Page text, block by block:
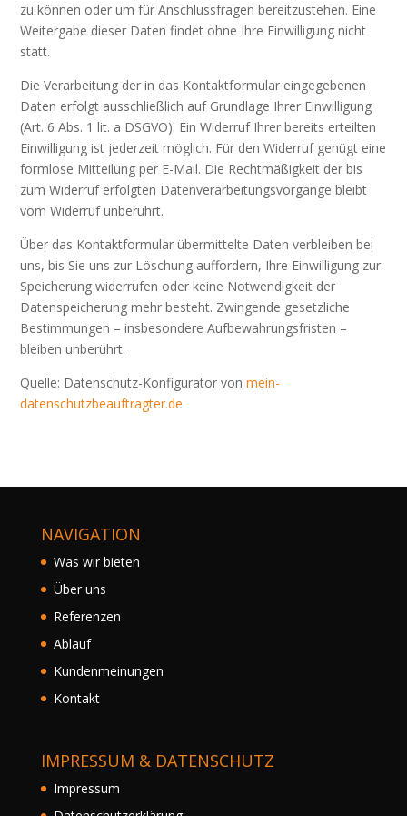
zu können oder um für Anschlussfragen bereitzustehen. Eine
Weitergabe dieser Daten findet ohne Ihre Einwilligung nicht
statt.
Die Verarbeitung der in das Kontaktformular eingegebenen
Daten erfolgt ausschließlich auf Grundlage Ihrer Einwilligung
(Art. 6 Abs. 1 lit. a DSGVO). Ein Widerruf Ihrer bereits erteilten
Einwilligung ist jederzeit möglich. Für den Widerruf genügt eine
formlose Mitteilung per E-Mail. Die Rechtmäßigkeit der bis
zum Widerruf erfolgten Datenverarbeitungsvorgänge bleibt
vom Widerruf unberührt.
Über das Kontaktformular übermittelte Daten verbleiben bei
uns, bis Sie uns zur Löschung auffordern, Ihre Einwilligung zur
Speicherung widerrufen oder keine Notwendigkeit der
Datenspeicherung mehr besteht. Zwingende gesetzliche
Bestimmungen – insbesondere Aufbewahrungsfristen –
bleiben unberührt.
Quelle: Datenschutz-Konfigurator vonmein-
datenschutzbeauftragter.de
NAVIGATION
Was wir bieten
Über uns
Referenzen
Ablauf
Kundenmeinungen
Kontakt
IMPRESSUM & DATENSCHUTZ
Impressum